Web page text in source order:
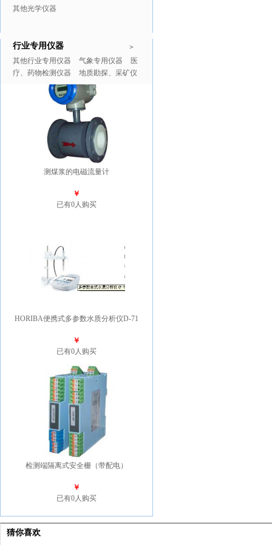
其他光学仪器
>
行业专用仪器
其他行业专用仪器 气象专用仪器
医
疗、药物检测仪器
地质勘探、采矿仪
推广商品 更多>>
测煤浆的电磁流量计
￥
已有0人购买
HORIBA便携式多参数水质分析仪D-71
￥
已有0人购买
检测端隔离式安全栅（带配电）
￥
已有0人购买
猜你喜欢